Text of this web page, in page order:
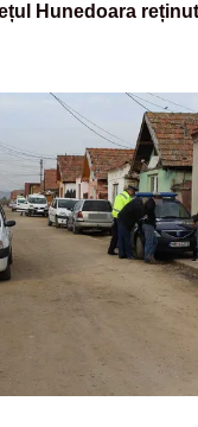
Hunedoara